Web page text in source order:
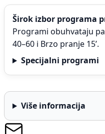
Širok izbor programa
Programi obuhvataju
40–60 i Brzo pranje 15’.
Specijalni programi
Više informacija